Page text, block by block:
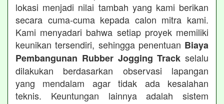
lokasi menjadi nilai tambah yang kami berikan
secara cuma-cuma kepada calon mitra kami.
Kami menyadari bahwa setiap proyek memiliki
keunikan tersendiri, sehingga penentuan Biaya
Pembangunan Rubber Jogging Track selalu
dilakukan berdasarkan observasi lapangan
yang mendalam agar tidak ada kesalahan
teknis. Keuntungan lainnya adalah sistem